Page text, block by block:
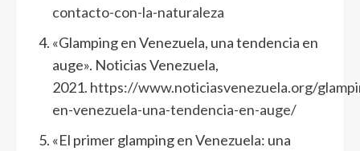
contacto-con-la-naturaleza
«Glamping en Venezuela, una tendencia en
auge». Noticias Venezuela,
2021. https://www.noticiasvenezuela.org/
en-venezuela-una-tendencia-en-auge/
«El primer glamping en Venezuela: una